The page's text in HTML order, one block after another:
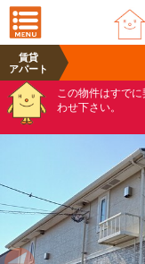
賃貸
アパート
この物件はすで
わせ下さい。